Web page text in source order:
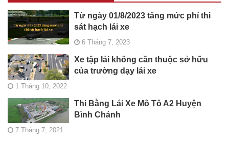
Từ ngày 01/8/2023 tăng mức phí thi
sát hạch lái xe
6 Tháng 7, 2023
Xe tập lái không cần thuộc sở hữu
của trường dạy lái xe
1 Tháng 10, 2022
Thi Bằng Lái Xe Mô Tô A2 Huyện
Bình Chánh
7 Tháng 7, 2021